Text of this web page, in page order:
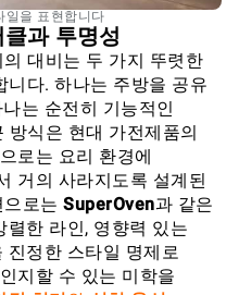
일을 표현합니다
과 투명성
대비는 두 가지 뚜렷한
니다. 하나는 주방을 공유
는 순전히 기능적인
방식은 현대 가전제품의
로는 요리 환경에
거의 사라지도록 설계된
로는 SuperOven과 같은
한 라인, 영향력 있는
진정한 스타일 명제로
지할 수 있는 미학을